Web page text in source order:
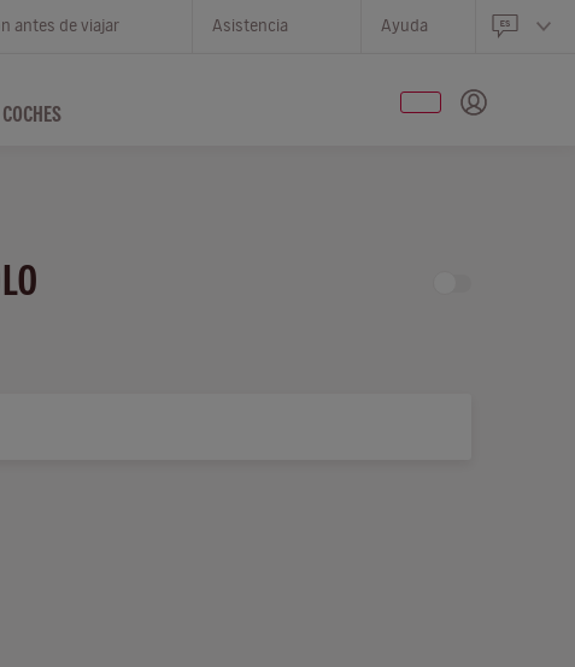
antes de viajar Asistencia Ayuda
COCHES